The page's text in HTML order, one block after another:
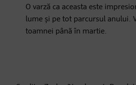
O varză ca aceasta este
lume și pe tot parcursul anului.
toamnei până în martie.